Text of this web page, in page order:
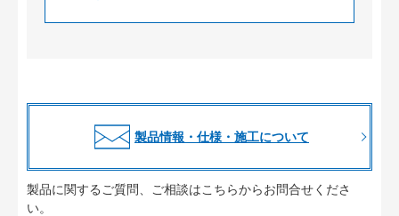
製品情報・仕様・施工について
製品に関するご質問、ご相談はこちらからお問合せくださ
い。